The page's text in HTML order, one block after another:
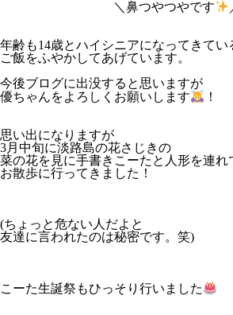
＼鼻つやつやです
年齢も14歳とハイシニアになってきてい
ご飯をふやかしてあげています。
今後ブログに出没すると思いますが
優ちゃんをよろしくお願いします
！
思い出になりますが
3月中旬に淡路島の花さじきの
菜の花を見に手書きこーたと人形を連れ
お散歩に行ってきました！
(ちょっと危ない人だよと
友達に言われたのは秘密です。笑)
こーた生誕祭もひっそり行いました